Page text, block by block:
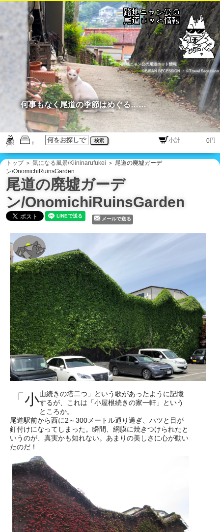
路地ニャン公の尾道ホット情報
©BISAN SECESSION
・©Travel Secession
検索 円
何事もなく尾道の季節はめぐる……
トップ＞ 気になる風景/Kiininarufukei ＞ 尾道の廃墟ガーデ
ン/OnomichiRuinsGarden
尾道の廃墟ガーデ
ン/OnomichiRuinsGarden
メールで送る
「小山続きの塔二つ」という歌があったように記憶
するが、これは「小屋根続きの家一軒」という
ところか。
尾道駅前から西に2～300メートル通り過ぎ、ハツと目が
釘付けになってしまった。瞬間、網膜に焼きつけられたと
いうのが、真実かも知れない。あまりの美しさに心が動い
たのだ！